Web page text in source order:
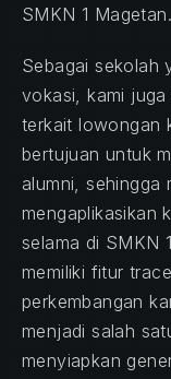
SMKN 1 Magetan.
Sebagai sekolah
vokasi, kami
terkait lowongan
bertujuan untuk
alumni, sehingga
mengaplikasikan
selama di SMKN
memiliki fitur
perkembangan
menjadi salah
menyiapkan